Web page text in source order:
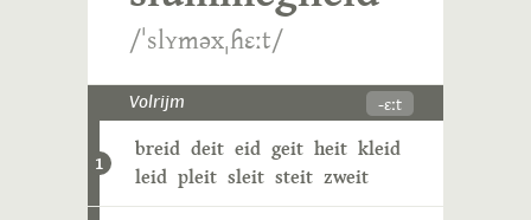
/ˈslʏməxˌɦɛːt/
Volrijm -ɛːt
1
breid deit eid geit heit kleid
leid pleit sleit steit zweit